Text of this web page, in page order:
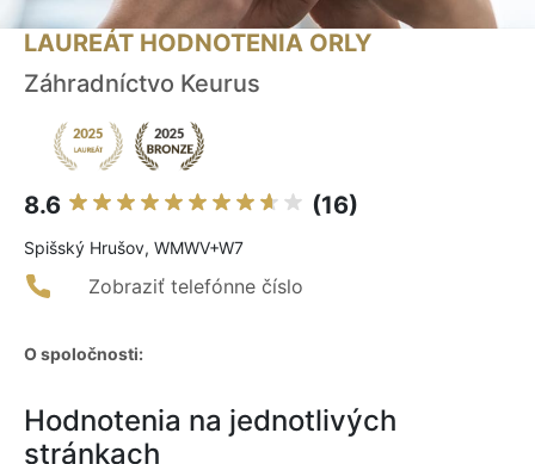
LAUREÁT HODNOTENIA ORLY
Záhradníctvo Keurus
8.6 (16)
Spišský Hrušov, WMWV+W7
Zobraziť telefónne číslo
O spoločnosti:
Hodnotenia na jednotlivých
stránkach